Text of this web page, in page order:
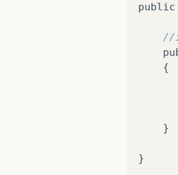
}
//
{
//
public
//
{
}
}